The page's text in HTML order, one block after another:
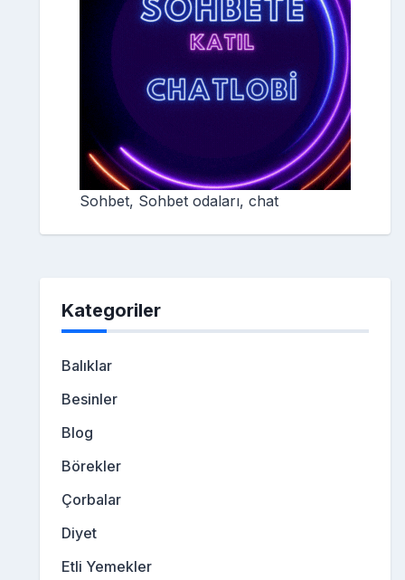
Sohbet, Sohbet odaları, chat
Kategoriler
Balıklar
Besinler
Blog
Börekler
Çorbalar
Diyet
Etli Yemekler